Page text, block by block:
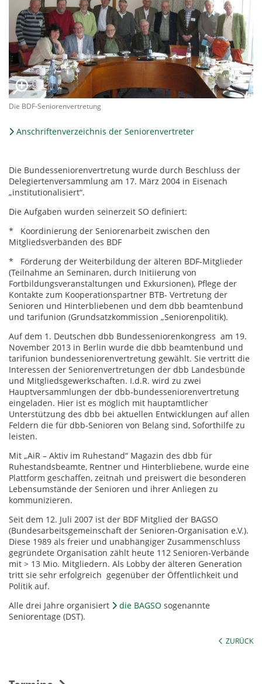
Die BDF-Seniorenvertretung
Anschriftenverzeichnis der Seniorenvertreter
Die Bundesseniorenvertretung wurde durch Beschluss der
Delegiertenversammlung am 17. März 2004 in Eisenach
„institutionalisiert“.
Die Aufgaben wurden seinerzeit SO definiert:
* Koordinierung der Seniorenarbeit zwischen den
Mitgliedsverbänden des BDF
* Förderung der Weiterbildung der älteren BDF-Mitglieder
(Teilnahme an Seminaren, durch Initiierung von
Fortbildungsveranstaltungen und Exkursionen), Pflege der
Kontakte zum Kooperationspartner BTB- Vertretung der
Senioren und Hinterbliebenen und dem dbb beamtenbund
und tarifunion (Grundsatzkommission „Seniorenpolitik).
Auf dem 1. Deutschen dbb Bundesseniorenkongress am 19.
November 2013 in Berlin wurde die dbb beamtenbund und
tarifunion bundesseniorenvertretung gewählt. Sie vertritt die
Interessen der Seniorenvertretungen der dbb Landesbünde
und Mitgliedsgewerkschaften. I.d.R. wird zu zwei
Hauptversammlungen der dbb-bundesseniorenvertretung
eingeladen. Hier ist es möglich mit hauptamtlicher
Unterstützung des dbb bei aktuellen Entwicklungen auf allen
Feldern die für dbb-Senioren von Belang sind, Soforthilfe zu
leisten.
Mit „AiR – Aktiv im Ruhestand“ Magazin des dbb für
Ruhestandsbeamte, Rentner und Hinterbliebene, wurde eine
Plattform geschaffen, zeitnah und preiswert die besonderen
Lebensumstände der Senioren und ihrer Anliegen zu
kommunizieren.
Seit dem 12. Juli 2007 ist der BDF Mitglied der BAGSO
(Bundesarbeitsgemeinschaft der Senioren-Organisation e.V.).
Diese 1989 als freier und unabhängiger Zusammenschluss
gegründete Organisation zählt heute 112 Senioren-Verbände
mit > 13 Mio. Mitgliedern. Als Lobby der älteren Generation
tritt sie sehr erfolgreich gegenüber der Öffentlichkeit und
Politik auf.
Alle drei Jahre organisiert
die BAGSO sogenannte
Seniorentage (DST).
ZURÜCK